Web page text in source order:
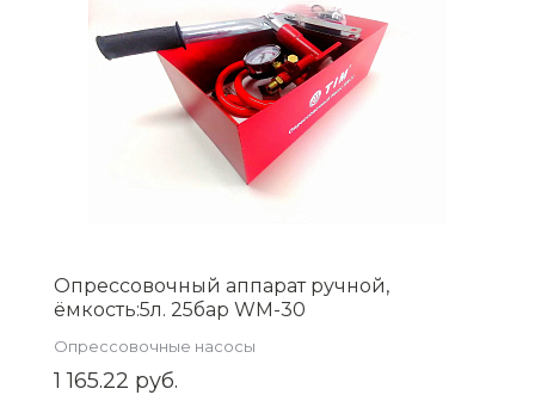
Опрессовочный аппарат ручной,
ёмкость:5л. 25бар WM-30
Опрессовочные насосы
1 165.22 руб.